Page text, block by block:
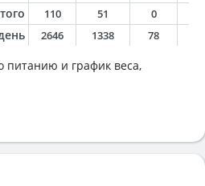
110 51 0
2646 1338 78
питанию и график веса,